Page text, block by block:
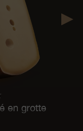
en grotte